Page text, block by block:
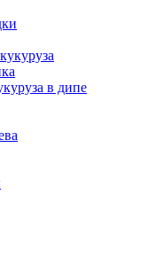
в дипе